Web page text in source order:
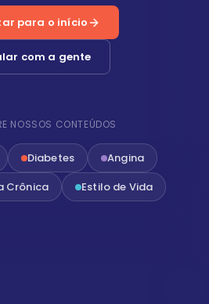
para o início
com a gente
NOSSOS CONTEÚDOS
Diabetes
Angina
Crônica
Estilo de Vida